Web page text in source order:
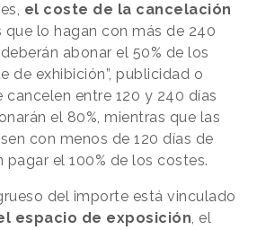
el coste de la cancelación
que lo hagan con más de 240
abonar el 50% de los
de exhibición”, publicidad o
cancelen entre 120 y 240 días
el 80%, mientras que las
con menos de 120 días de
pagar el 100% de los costes.
del importe está vinculado
espacio de exposición, el